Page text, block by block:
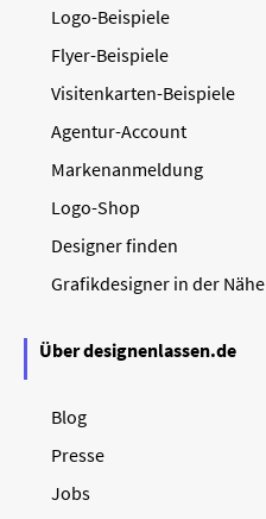
Logo-Beispiele
Flyer-Beispiele
Visitenkarten-Beispiele
Agentur-Account
Markenanmeldung
Logo-Shop
Designer finden
Grafikdesigner in der Nähe
Über designenlassen.de
Blog
Presse
Jobs